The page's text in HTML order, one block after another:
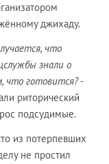
джихаду.
что
знали о
что готовится?-
риторический
подсудимые.
из потерпевших
не простил